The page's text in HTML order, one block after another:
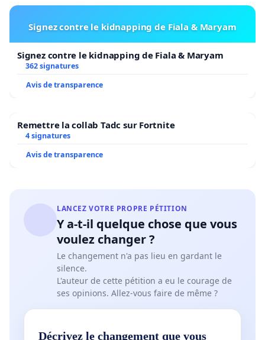
Signez contre le kidnapping de Fiala & Maryam
Signez contre le kidnapping de Fiala & Maryam
362 signatures
Avis de transparence
Remettre la collab Tadc sur Fortnite
4 signatures
Avis de transparence
LANCEZ VOTRE PROPRE PÉTITION
Y a-t-il quelque chose que vous
voulez changer ?
Le changement n'a pas lieu en gardant le
silence.
L'auteur de cette pétition a eu le courage de
ses opinions. Allez-vous faire de même ?
Décrivez le changement que vous